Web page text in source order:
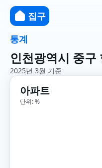
집구
통계
인천광역시 중
2025년 3월 기준
아파트
단위: %